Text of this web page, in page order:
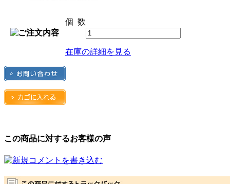
個 数
在庫の詳細を見る
この商品に対するお客様の声